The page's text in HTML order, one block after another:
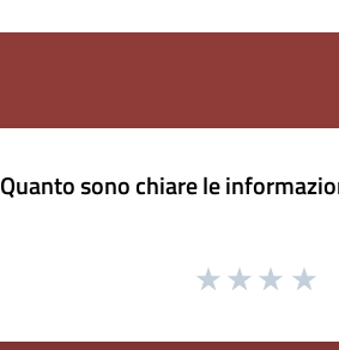
Quanto sono chiare le